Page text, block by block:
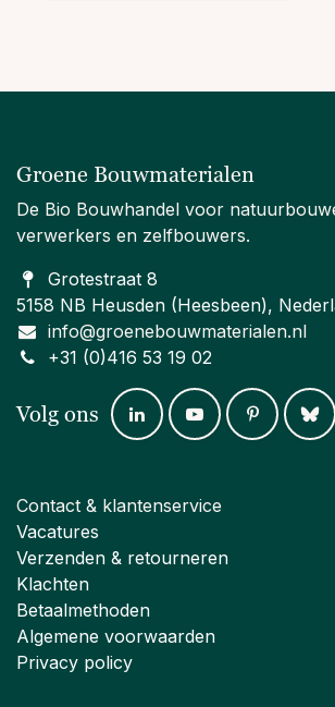
Groene Bouwmaterialen
De Bio Bouwhandel voor
verwerkers en zelfbouwers.
Grotestraat 8
5158 NB Heusden (Heesbeen),
info@groenebouwmaterialen.nl
+31 (0)416 53 19 02
Volg ons
Contact & klantenservice
Vacatures
Verzenden & retourneren
Klachten
Betaalmethoden
Algemene voorwaarden
Privacy policy